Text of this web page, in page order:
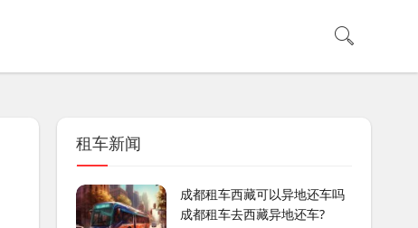
租车新闻
成都租车西藏可以异地还车吗
成都租车去西藏异地还车?